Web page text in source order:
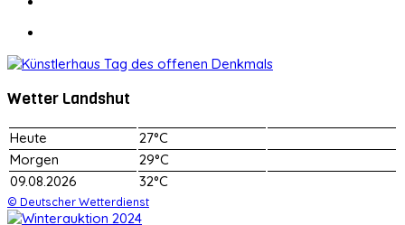
Wetter Landshut
Heute
27°C
Morgen
29°C
09.08.2026
32°C
© Deutscher Wetterdienst